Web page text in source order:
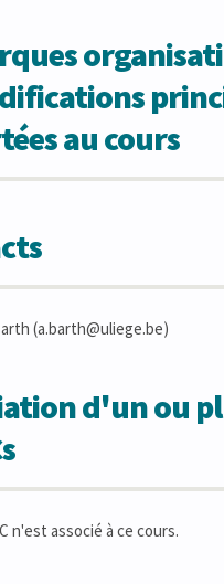
au cours
(a.barth@uliege.be)
d'un ou
n'est associé à ce cours.